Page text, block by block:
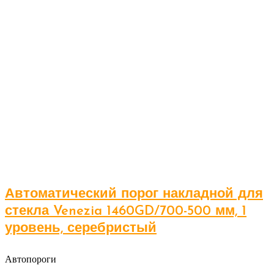
Автоматический порог накладной для
стекла Venezia 1460GD/700-500 мм, 1
уровень, серебристый
Автопороги